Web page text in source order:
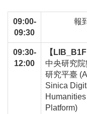
09:00-
09:30
報
09:30-
12:00
【
中央研究
研究平臺
Sinica
Platform)